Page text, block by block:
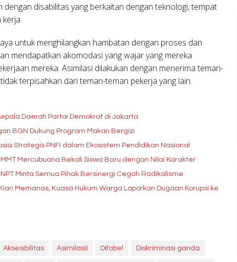
dengan disabilitas yang berkaitan dengan teknologi, tempat
untuk menghilangkan hambatan dengan proses dan
mendapatkan akomodasi yang wajar yang mereka
mereka. Asimilasi dilakukan dengan menerima teman-
terpisahkan dari teman-teman pekerja yang lain.
Daerah Partai Demokrat di Jakarta
BGN Dukung Program Makan Bergizi
Strategis PNFI dalam Ekosistem Pendidikan Nasional
MMT Mercubuana Bekali Siswa Baru dengan Nilai Karakter
Minta Semua Pihak Bersinergi Cegah Radikalisme
Memanas, Kuasa Hukum Warga Laporkan Dugaan Korupsi ke
Aksesibilitas Asimilasi) Difabel Diskriminasi ganda